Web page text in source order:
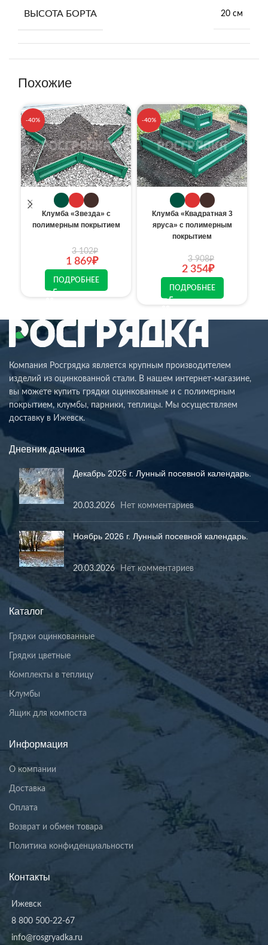
ВЫСОТА БОРТА 20 см
Похожие
-40%
Клумба «Звезда» с
полимерным покрытием
3 102₽
1 869₽
ПОДРОБНЕЕ
-40%
Клумба «Квадратная 3
яруса» с полимерным
покрытием
3 908₽
2 354₽
ПОДРОБНЕЕ
Компания Росгрядка является крупным производителем
изделий из оцинкованной стали. В нашем интернет-магазине,
вы можете купить грядки оцинкованные и с полимерным
покрытием, клумбы, парники, теплицы. Мы осуществляем
доставку в Ижевск.
Дневник дачника
Декабрь 2026 г. Лунный посевной календарь.
20.03.2026 Нет комментариев
Ноябрь 2026 г. Лунный посевной календарь.
20.03.2026 Нет комментариев
Каталог
Грядки оцинкованные
Грядки цветные
Комплекты в теплицу
Клумбы
Ящик для компоста
Информация
О компании
Доставка
Оплата
Возврат и обмен товара
Политика конфиденциальности
Контакты
Ижевск
8 800 500-22-67
info@rosgryadka.ru